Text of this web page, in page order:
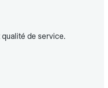
de service.